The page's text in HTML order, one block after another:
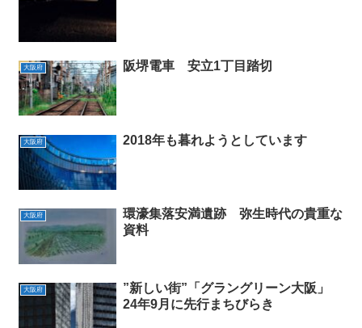
大阪府 阪堺電車 安立1丁目踏切
大阪府 2018年も暮れようとしています
大阪府
環濠集落安満遺跡 弥生時代の貴重な
資料
大阪府
”新しい街”「グラングリーン大阪」
24年9月に先行まちびらき